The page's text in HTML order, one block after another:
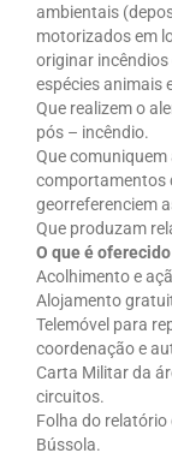
ambientais
motorizados em
originar
espécies animais
Que realizem o
pós – incêndio.
Que
comportamentos
georreferenciem
Que produzam
O que é
Acolhimento e
Alojamento
Telemóvel para
coordenação e
Carta Militar da
circuitos.
Folha do relatório
Bússola.